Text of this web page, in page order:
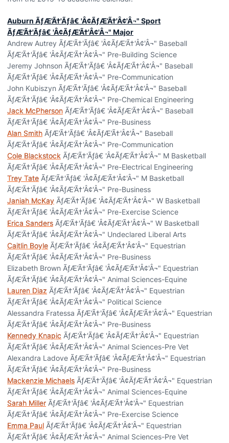
Auburn ÃƒÆ’Ã†'Ãƒâ€ 'Â¢ÃƒÆ’Ã†'Â¢'Â¬" Sport
ÃƒÆ’Ã†'Ãƒâ€ 'Â¢ÃƒÆ’Ã†'Â¢'Â¬" Major
Andrew Autrey ÃƒÆ’Ã†'Ãƒâ€ 'Â¢ÃƒÆ’Ã†'Â¢'Â¬" Baseball
ÃƒÆ’Ã†'Ãƒâ€ 'Â¢ÃƒÆ’Ã†'Â¢'Â¬" Pre-Building Science
Jeremy Johnson ÃƒÆ’Ã†'Ãƒâ€ 'Â¢ÃƒÆ’Ã†'Â¢'Â¬" Baseball
ÃƒÆ’Ã†'Ãƒâ€ 'Â¢ÃƒÆ’Ã†'Â¢'Â¬" Pre-Communication
John Kubiszyn ÃƒÆ’Ã†'Ãƒâ€ 'Â¢ÃƒÆ’Ã†'Â¢'Â¬" Baseball
ÃƒÆ’Ã†'Ãƒâ€ 'Â¢ÃƒÆ’Ã†'Â¢'Â¬" Pre-Chemical Engineering
Jack McPherson ÃƒÆ’Ã†'Ãƒâ€ 'Â¢ÃƒÆ’Ã†'Â¢'Â¬" Baseball
ÃƒÆ’Ã†'Ãƒâ€ 'Â¢ÃƒÆ’Ã†'Â¢'Â¬" Pre-Business
Alan Smith ÃƒÆ’Ã†'Ãƒâ€ 'Â¢ÃƒÆ’Ã†'Â¢'Â¬" Baseball
ÃƒÆ’Ã†'Ãƒâ€ 'Â¢ÃƒÆ’Ã†'Â¢'Â¬" Pre-Communication
Cole Blackstock ÃƒÆ’Ã†'Ãƒâ€ 'Â¢ÃƒÆ’Ã†'Â¢'Â¬" M Basketball
ÃƒÆ’Ã†'Ãƒâ€ 'Â¢ÃƒÆ’Ã†'Â¢'Â¬" Pre-Electrical Engineering
Trey Tate ÃƒÆ’Ã†'Ãƒâ€ 'Â¢ÃƒÆ’Ã†'Â¢'Â¬" M Basketball
ÃƒÆ’Ã†'Ãƒâ€ 'Â¢ÃƒÆ’Ã†'Â¢'Â¬" Pre-Business
Janiah McKay ÃƒÆ’Ã†'Ãƒâ€ 'Â¢ÃƒÆ’Ã†'Â¢'Â¬" W Basketball
ÃƒÆ’Ã†'Ãƒâ€ 'Â¢ÃƒÆ’Ã†'Â¢'Â¬" Pre-Exercise Science
Erica Sanders ÃƒÆ’Ã†'Ãƒâ€ 'Â¢ÃƒÆ’Ã†'Â¢'Â¬" W Basketball
ÃƒÆ’Ã†'Ãƒâ€ 'Â¢ÃƒÆ’Ã†'Â¢'Â¬" Undeclared Liberal Arts
Caitlin Boyle ÃƒÆ’Ã†'Ãƒâ€ 'Â¢ÃƒÆ’Ã†'Â¢'Â¬" Equestrian
ÃƒÆ’Ã†'Ãƒâ€ 'Â¢ÃƒÆ’Ã†'Â¢'Â¬" Pre-Business
Elizabeth Brown ÃƒÆ’Ã†'Ãƒâ€ 'Â¢ÃƒÆ’Ã†'Â¢'Â¬" Equestrian
ÃƒÆ’Ã†'Ãƒâ€ 'Â¢ÃƒÆ’Ã†'Â¢'Â¬" Animal Sciences-Equine
Lauren Diaz ÃƒÆ’Ã†'Ãƒâ€ 'Â¢ÃƒÆ’Ã†'Â¢'Â¬" Equestrian
ÃƒÆ’Ã†'Ãƒâ€ 'Â¢ÃƒÆ’Ã†'Â¢'Â¬" Political Science
Alessandra Fratessa ÃƒÆ’Ã†'Ãƒâ€ 'Â¢ÃƒÆ’Ã†'Â¢'Â¬" Equestrian
ÃƒÆ’Ã†'Ãƒâ€ 'Â¢ÃƒÆ’Ã†'Â¢'Â¬" Pre-Business
Kennedy Knapic ÃƒÆ’Ã†'Ãƒâ€ 'Â¢ÃƒÆ’Ã†'Â¢'Â¬" Equestrian
ÃƒÆ’Ã†'Ãƒâ€ 'Â¢ÃƒÆ’Ã†'Â¢'Â¬" Animal Sciences-Pre Vet
Alexandra Ladove ÃƒÆ’Ã†'Ãƒâ€ 'Â¢ÃƒÆ’Ã†'Â¢'Â¬" Equestrian
ÃƒÆ’Ã†'Ãƒâ€ 'Â¢ÃƒÆ’Ã†'Â¢'Â¬" Pre-Business
Mackenzie Michaels ÃƒÆ’Ã†'Ãƒâ€ 'Â¢ÃƒÆ’Ã†'Â¢'Â¬" Equestrian
ÃƒÆ’Ã†'Ãƒâ€ 'Â¢ÃƒÆ’Ã†'Â¢'Â¬" Animal Sciences-Equine
Sarah Miller ÃƒÆ’Ã†'Ãƒâ€ 'Â¢ÃƒÆ’Ã†'Â¢'Â¬" Equestrian
ÃƒÆ’Ã†'Ãƒâ€ 'Â¢ÃƒÆ’Ã†'Â¢'Â¬" Pre-Exercise Science
Emma Paul ÃƒÆ’Ã†'Ãƒâ€ 'Â¢ÃƒÆ’Ã†'Â¢'Â¬" Equestrian
ÃƒÆ’Ã†'Ãƒâ€ 'Â¢ÃƒÆ’Ã†'Â¢'Â¬" Animal Sciences-Pre Vet